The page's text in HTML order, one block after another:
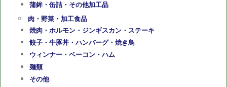
蒲鉾・缶詰・その他加工品
肉・野菜・加工食品
焼肉・ホルモン・ジンギスカン・ステーキ
餃子・牛豚丼・ハンバーグ・焼き鳥
ウィンナー・ベーコン・ハム
麺類
その他